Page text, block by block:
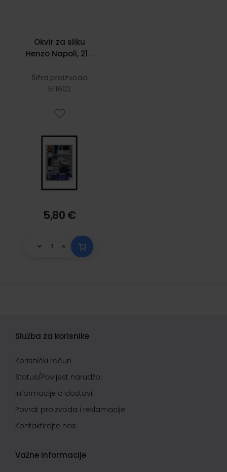
Okvir za sliku
Henzo Napoli, 21 x
Šifra proizvoda
511602
5,80 €
Služba za korisnike
Korisnički račun
Status/Povijest narudžbi
Informacije o dostavi
Povrat proizvoda i reklamacije
Kontaktirajte nas
Važne informacije